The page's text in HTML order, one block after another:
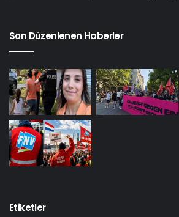
Son Düzenlenen Haberler
Etiketler